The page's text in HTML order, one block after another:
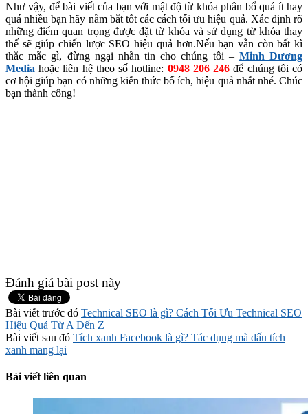
Như vậy, để bài viết của bạn với mật độ từ khóa phân bổ quá ít hay
quá nhiều bạn hãy nắm bắt tốt các cách tối ưu hiệu quả. Xác định rõ
những điểm quan trọng được đặt từ khóa và sử dụng từ khóa thay
thế sẽ giúp chiến lược SEO hiệu quả hơn.Nếu bạn vẫn còn bất kì
thắc mắc gì, đừng ngại nhắn tin cho chúng tôi – Minh Dương
Media hoặc liên hệ theo số hotline: 0948 206 246 để chúng tôi có
cơ hội giúp bạn có những kiến thức bổ ích, hiệu quả nhất nhé. Chúc
bạn thành công!
Đánh giá bài post này
Bài viết trước đó Technical SEO là gì? Cách Tối Ưu Technical SEO
Hiệu Quả Từ A Đến Z
Bài viết sau đó Tích xanh Facebook là gì? Tác dụng mà dấu tích
xanh mang lại
Bài viết liên quan